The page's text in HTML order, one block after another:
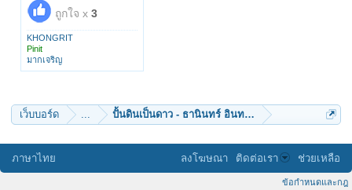
ถูกใจ x 3
KHONGRIT
Pinit
มากเจริญ
เว็บบอร์ด ... ปั้นดินเป็นดาว - ธานินทร์ อินทรเทพ
ภาษาไทย ลงโฆษณา ติดต่อเรา ช่วยเหลือ
ข้อกำหนดและกฎ